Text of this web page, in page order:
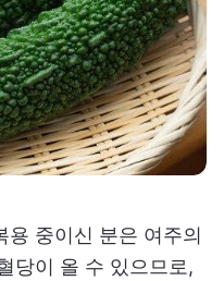
용 중이신 분은 여주의
당이 올 수 있으므로,